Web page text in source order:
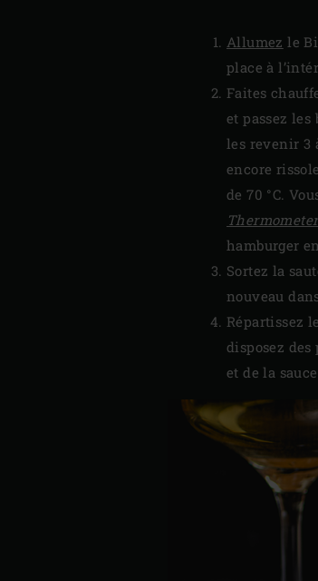
Allumez le
place à
Faites
et passez les
les revenir 3
encore
de 70 °C.
Thermometer
hamburger
Sortez la
nouveau
Répartissez
disposez
et de la